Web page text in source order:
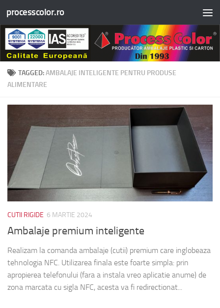
Skip to content
processcolor.ro
TAGGED:AMBALAJE INTELIGENTE PENTRU PRODUSE
ALIMENTARE
CUTII RIGIDE 6 MARTIE 2024
Ambalaje premium inteligente
Realizam la comanda ambalaje (cutii) premium care inglobeaza
tehnologia NFC. Utilizarea finala este foarte simpla: prin
apropierea telefonului (fara a instala vreo aplicatie anume) de
zona marcata cu sigla NFC, acesta va fi redirectionat...